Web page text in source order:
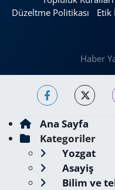
Düzeltme Politikası
Etik
Haber
Ana Sayfa
Kategoriler
Yozgat
Asayiş
Bilim ve